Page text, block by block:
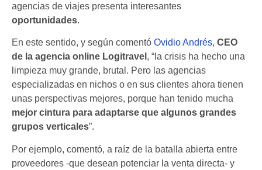
agencias de viajes presenta interesantes
oportunidades.
En este sentido, y según comentó Ovidio Andrés, CEO
de la agencia online Logitravel , “la crisis ha hecho una
limpieza muy grande, brutal. Pero las agencias
especializadas en nichos o en sus clientes ahora tienen
unas perspectivas mejores, porque han tenido mucha
mejor cintura para adaptarse que algunos grandes
grupos verticales”.
Por ejemplo, comentó, a raíz de la batalla abierta entre
proveedores -que desean potenciar la venta directa- y